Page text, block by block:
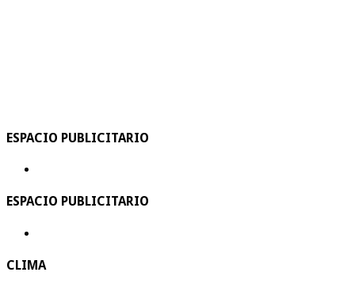
ESPACIO PUBLICITARIO
ESPACIO PUBLICITARIO
CLIMA